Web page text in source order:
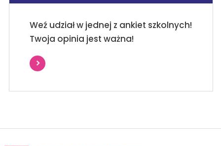
Weź udział w jednej z ankiet szkolnych!
Twoja opinia jest ważna!